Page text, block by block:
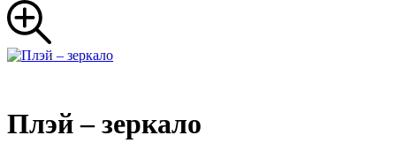
Плэй – зеркало